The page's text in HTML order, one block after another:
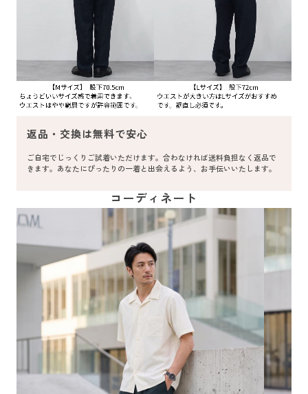
返品・交換は無料で安心
ご自宅でじっくりご試着いただけます。合わなければ送料負担なく返品で
きます。あなたにぴったりの一着と出会えるよう、お手伝いいたします。
コーディネート